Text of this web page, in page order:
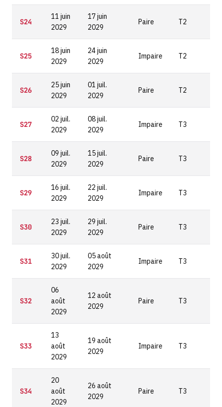
S24
11 juin
2029
17 juin
2029
Paire T2
S25
18 juin
2029
24 juin
2029
Impaire T2
S26
25 juin
2029
01 juil.
2029
Paire T2
S27
02 juil.
2029
08 juil.
2029
Impaire T3
S28
09 juil.
2029
15 juil.
2029
Paire T3
S29
16 juil.
2029
22 juil.
2029
Impaire T3
S30
23 juil.
2029
29 juil.
2029
Paire T3
S31
30 juil.
2029
05 août
2029
Impaire T3
S32
06
août
2029
12 août
2029
Paire T3
S33
13
août
2029
19 août
2029
Impaire T3
S34
20
août
2029
26 août
2029
Paire T3